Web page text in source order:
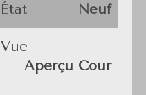
État
Neuf
Vue
Aperçu Cour